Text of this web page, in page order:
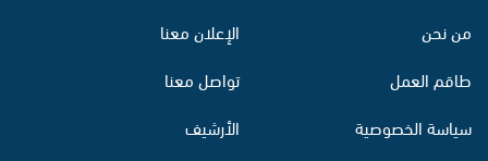
من نحن
طاقم العمل
سياسة الخصوصية
الإعلان معنا
تواصل معنا
الأرشيف